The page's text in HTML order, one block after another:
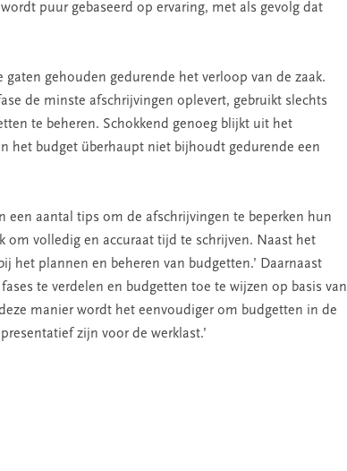
puur gebaseerd op ervaring, met als gevolg dat
gehouden gedurende het verloop van de zaak.
de minste afschrijvingen oplevert, gebruikt slechts
te beheren. Schokkend genoeg blijkt uit het
het budget überhaupt niet bijhoudt gedurende een
een aantal tips om de afschrijvingen te beperken hun
om volledig en accuraat tijd te schrijven. Naast het
het plannen en beheren van budgetten.’ Daarnaast
te verdelen en budgetten toe te wijzen op basis van
manier wordt het eenvoudiger om budgetten in de
zijn voor de werklast.’